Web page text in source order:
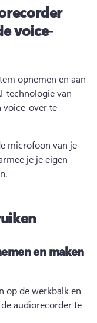
voice-
opnemen en aan
technologie van
voice-over te
microfoon van je
je je eigen
en maken
op de werkbalk en
audiorecorder te